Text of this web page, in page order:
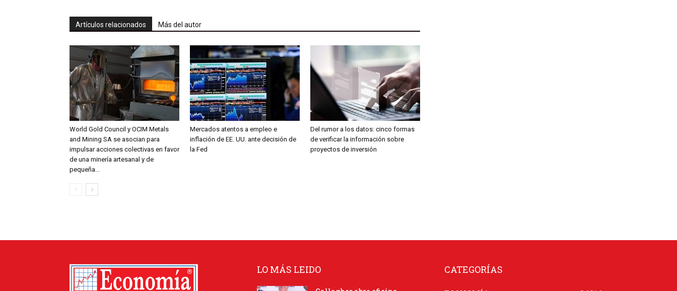
Artículos relacionados Más del autor
World Gold Council y OCIM Metals
and Mining SA se asocian para
impulsar acciones colectivas en favor
de una minería artesanal y de
pequeña...
Mercados atentos a empleo e
inflación de EE. UU. ante decisión de
la Fed
Del rumor a los datos: cinco formas
de verificar la información sobre
proyectos de inversión
LO MÁS LEIDO CATEGORÍAS